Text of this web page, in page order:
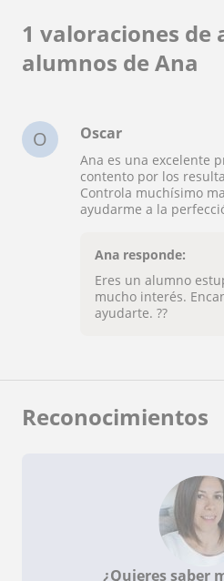
1 valoraciones de
alumnos de Ana
O Oscar
Ana es una excelente
contento por los
Controla muchísimo
ayudarme a la
Ana responde:
Eres un alumno
mucho interés.
ayudarte. ??
Reconocimientos
¿Quieres saber